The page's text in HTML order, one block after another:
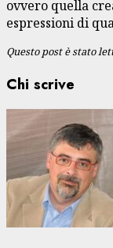
ovvero quella
espressioni di
Questo post è stato
Chi scrive